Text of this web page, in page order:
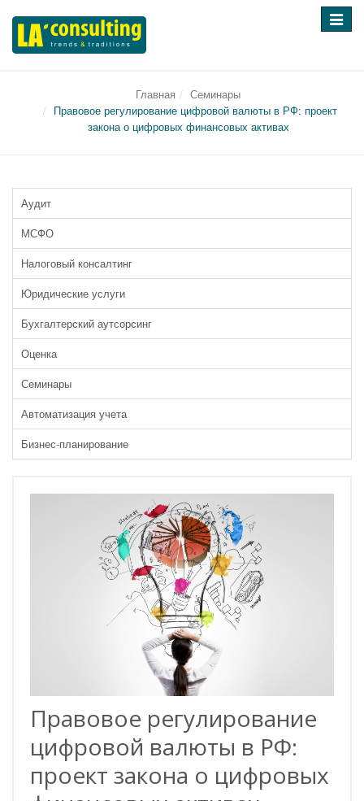
Главная
Семинары
Правовое регулирование цифровой валюты в РФ: проект
закона о цифровых финансовых активах
Аудит
МСФО
Налоговый консалтинг
Юридические услуги
Бухгалтерский аутсорсинг
Оценка
Семинары
Автоматизация учета
Бизнес-планирование
Правовое регулирование
цифровой валюты в РФ:
проект закона о цифровых